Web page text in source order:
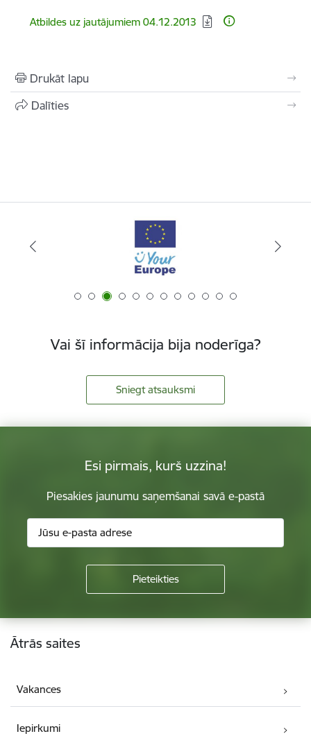
Lejupielādēt:
Atbildes uz jautājumiem 04.12.2013
Drukāt lapu
Dalīties
Vai šī informācija bija noderīga?
Sniegt atsauksmi
Esi pirmais, kurš uzzina!
Piesakies jaunumu saņemšanai savā e-pastā
Kājene
Ātrās saites
Vakances
Iepirkumi